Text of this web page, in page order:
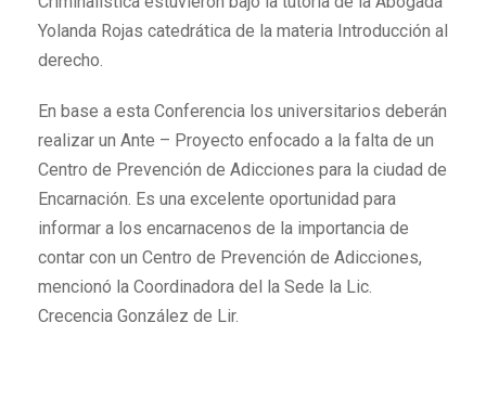
Yolanda Rojas catedrática de la materia Introducción al
derecho.
En base a esta Conferencia los universitarios deberán
realizar un Ante – Proyecto enfocado a la falta de un
Centro de Prevención de Adicciones para la ciudad de
Encarnación. Es una excelente oportunidad para
informar a los encarnacenos de la importancia de
contar con un Centro de Prevención de Adicciones,
mencionó la Coordinadora del la Sede la Lic.
Crecencia González de Lir.